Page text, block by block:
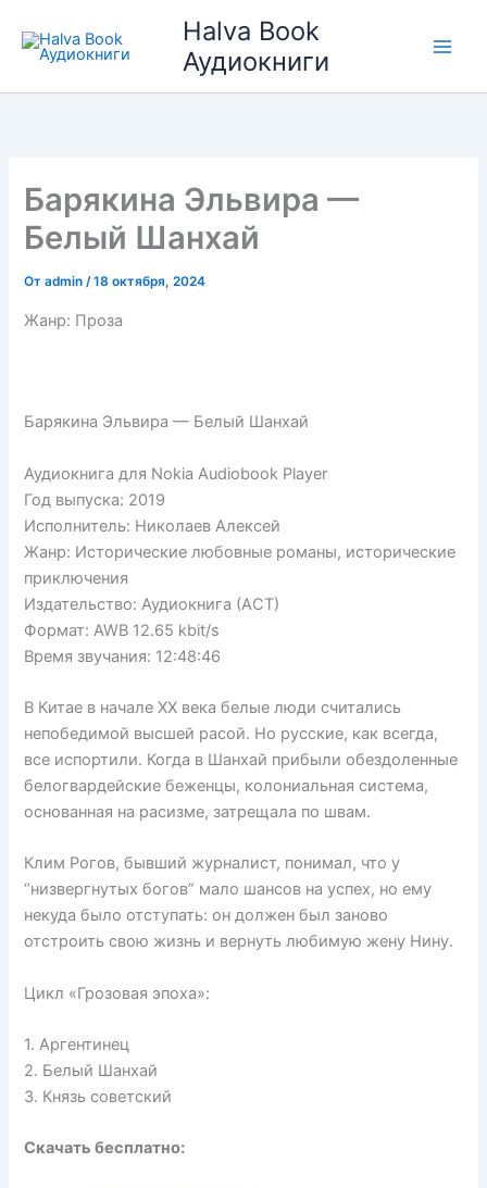
содержимому
Halva Book
Аудиокниги
Барякина Эльвира —
Белый Шанхай
Отadmin/18 октября, 2024
Жанр: Проза
Барякина Эльвира — Белый Шанхай
Аудиокнига для Nokia Audiobook Player
Год выпуска: 2019
Исполнитель: Николаев Алексей
Жанр: Исторические любовные романы, исторические
приключения
Издательство: Аудиокнига (АСТ)
Формат: AWB 12.65 kbit/s
Время звучания: 12:48:46
В Китае в начале ХХ века белые люди считались
непобедимой высшей расой. Но русские, как всегда,
все испортили. Когда в Шанхай прибыли обездоленные
белогвардейские беженцы, колониальная система,
основанная на расизме, затрещала по швам.
Клим Рогов, бывший журналист, понимал, что у
“низвергнутых богов” мало шансов на успех, но ему
некуда было отступать: он должен был заново
отстроить свою жизнь и вернуть любимую жену Нину.
Цикл «Грозовая эпоха»:
1. Аргентинец
2. Белый Шанхай
3. Князь советский
Скачать бесплатно: